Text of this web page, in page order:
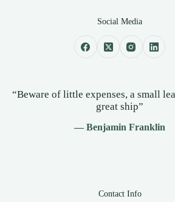
Social Media
“Beware of little expenses, a small
great ship”
— Benjamin Franklin
Contact Info